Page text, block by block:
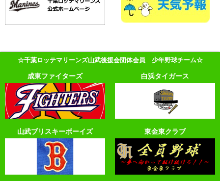
☆千葉ロッテマリーンズ山武後援会団体会員 少年野球チーム☆
成東ファイターズ 白浜タイガース
山武ブリスキーボーイズ 東金東クラブ